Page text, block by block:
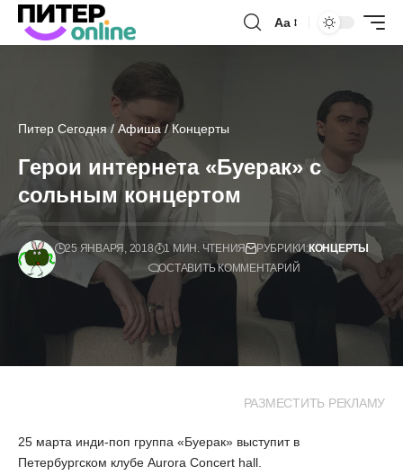
Аа
Питер Сегодня/ Афиша /Концерты
Герои интернета «Буерак» с
сольным концертом
25 ЯНВАРЯ, 2018 1 МИН. ЧТЕНИЯ РУБРИКИ:КОНЦЕРТЫ
ОСТАВИТЬ КОММЕНТАРИЙ
РАЗМЕСТИТЬ РЕКЛАМУ
25 марта инди-поп группа «Буерак» выступит в
Петербургском клубе Aurora Concert hall.